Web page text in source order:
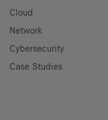
Cloud
Network
Cybersecurity
Case Studies